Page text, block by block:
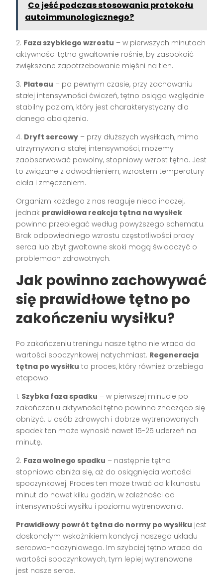
Co jeść podczas stosowania protokołu
autoimmunologicznego?
2. Faza szybkiego wzrostu – w pierwszych minutach
aktywności tętno gwałtownie rośnie, by zaspokoić
zwiększone zapotrzebowanie mięśni na tlen.
3. Plateau – po pewnym czasie, przy zachowaniu
stałej intensywności ćwiczeń, tętno osiąga względnie
stabilny poziom, który jest charakterystyczny dla
danego obciążenia.
4. Dryft sercowy – przy dłuższych wysiłkach, mimo
utrzymywania stałej intensywności, możemy
zaobserwować powolny, stopniowy wzrost tętna. Jest
to związane z odwodnieniem, wzrostem temperatury
ciała i zmęczeniem.
Organizm każdego z nas reaguje nieco inaczej,
jednak prawidłowa reakcja tętna na wysiłek
powinna przebiegać według powyższego schematu.
Brak odpowiedniego wzrostu częstotliwości pracy
serca lub zbyt gwałtowne skoki mogą świadczyć o
problemach zdrowotnych.
Jak powinno zachowywać
się prawidłowe tętno po
zakończeniu wysiłku?
Po zakończeniu treningu nasze tętno nie wraca do
wartości spoczynkowej natychmiast. Regeneracja
tętna po wysiłku to proces, który również przebiega
etapowo:
1. Szybka faza spadku – w pierwszej minucie po
zakończeniu aktywności tętno powinno znacząco się
obniżyć. U osób zdrowych i dobrze wytrenowanych
spadek ten może wynosić nawet 15-25 uderzeń na
minutę.
2. Faza wolnego spadku – następnie tętno
stopniowo obniża się, aż do osiągnięcia wartości
spoczynkowej. Proces ten może trwać od kilkunastu
minut do nawet kilku godzin, w zależności od
intensywności wysiłku i poziomu wytrenowania.
Prawidłowy powrót tętna do normy po wysiłku jest
doskonałym wskaźnikiem kondycji naszego układu
sercowo-naczyniowego. Im szybciej tętno wraca do
wartości spoczynkowych, tym lepiej wytrenowane
jest nasze serce.